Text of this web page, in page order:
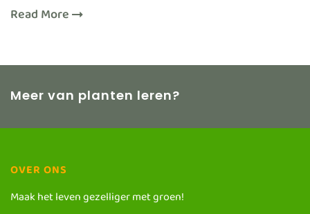
Read More
Meer van planten leren?
OVER ONS
Maak het leven gezelliger met groen!